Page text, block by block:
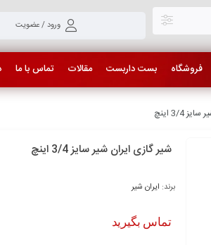
ورود / عضویت
فروشگاه بست داربست مقالات تماس با ما
3/4 اینچ
شیر گازی ایران شیر سایز 3/4 اینچ
برند: ایران شیر
تماس بگیرید